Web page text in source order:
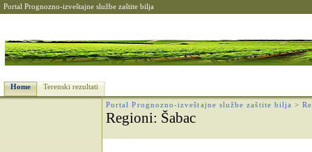
Portal Prognozno-izveštajne službe zaštite bilja
Home Terenski rezultati
Portal Prognozno-izveštajne službe zaštite bilja >
Regioni: Šabac